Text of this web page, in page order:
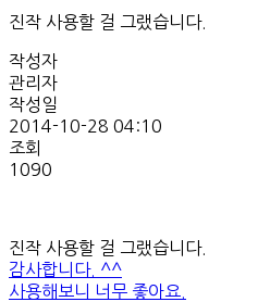
진작 사용할 걸 그랬습니다.
작성자
관리자
작성일
2014-10-28 04:10
조회
1090
진작 사용할 걸 그랬습니다.
감사합니다. ^^
사용해보니 너무 좋아요.